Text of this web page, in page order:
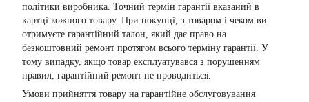
політики виробника. Точний термін гарантії вказаний в
картці кожного товару. При покупці, з товаром і чеком ви
отримуєте гарантійний талон, який дає право на
безкоштовний ремонт протягом всього терміну гарантії. У
тому випадку, якщо товар експлуатувався з порушенням
правил, гарантійний ремонт не проводиться.
Умови прийняття товару на гарантійне обслуговування